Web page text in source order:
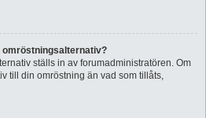
omröstningsalternativ?
ställs in av forumadministratören. Om
till din omröstning än vad som tillåts,